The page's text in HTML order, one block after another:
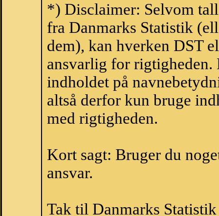
*) Disclaimer: Selvom
fra Danmarks Statistik
dem), kan hverken DST
ansvarlig for
indholdet på
altså derfor kun bruge
med rigtigheden.
Kort sagt: Bruger du
ansvar.
Tak til Danmarks